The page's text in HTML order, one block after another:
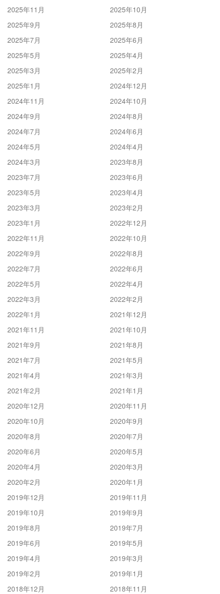
2025年11月
2025年10月
2025年9月
2025年8月
2025年7月
2025年6月
2025年5月
2025年4月
2025年3月
2025年2月
2025年1月
2024年12月
2024年11月
2024年10月
2024年9月
2024年8月
2024年7月
2024年6月
2024年5月
2024年4月
2024年3月
2023年8月
2023年7月
2023年6月
2023年5月
2023年4月
2023年3月
2023年2月
2023年1月
2022年12月
2022年11月
2022年10月
2022年9月
2022年8月
2022年7月
2022年6月
2022年5月
2022年4月
2022年3月
2022年2月
2022年1月
2021年12月
2021年11月
2021年10月
2021年9月
2021年8月
2021年7月
2021年5月
2021年4月
2021年3月
2021年2月
2021年1月
2020年12月
2020年11月
2020年10月
2020年9月
2020年8月
2020年7月
2020年6月
2020年5月
2020年4月
2020年3月
2020年2月
2020年1月
2019年12月
2019年11月
2019年10月
2019年9月
2019年8月
2019年7月
2019年6月
2019年5月
2019年4月
2019年3月
2019年2月
2019年1月
2018年12月
2018年11月